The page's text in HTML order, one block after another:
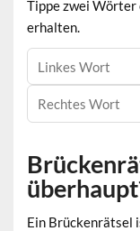
Tippe zwei Wörter
erhalten.
Ein Brückenrätsel